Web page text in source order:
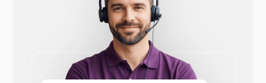
Drupal